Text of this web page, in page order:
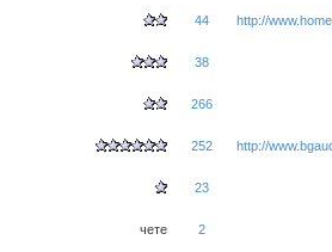
44 http://
38
266
252 http://
23
чете 2